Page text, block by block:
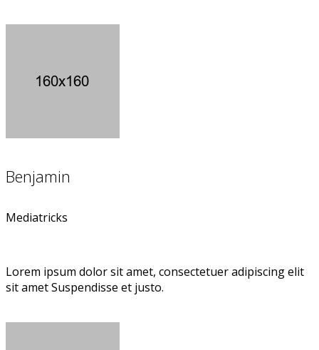
Benjamin
Mediatricks
Lorem ipsum dolor sit amet, consectetuer adipiscing elit
sit amet Suspendisse et justo.